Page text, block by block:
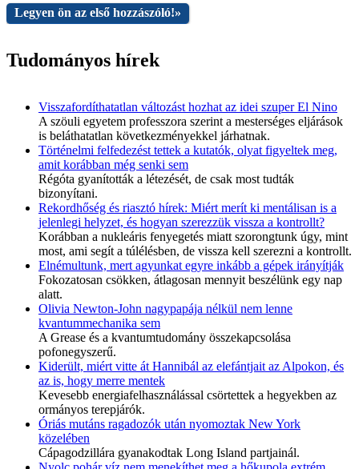
Legyen ön az első hozzászóló!»
Tudományos hírek
Visszafordíthatatlan változást hozhat az idei szuper El Nino
A szöuli egyetem professzora szerint a mesterséges eljárások
is beláthatatlan következményekkel járhatnak.
Történelmi felfedezést tettek a kutatók, olyat figyeltek meg,
amit korábban még senki sem
Régóta gyanították a létezését, de csak most tudták
bizonyítani.
Rekordhőség és riasztó hírek: Miért merít ki mentálisan is a
jelenlegi helyzet, és hogyan szerezzük vissza a kontrollt?
Korábban a nukleáris fenyegetés miatt szorongtunk úgy, mint
most, ami segít a túlélésben, de vissza kell szerezni a kontrollt.
Elnémultunk, mert agyunkat egyre inkább a gépek irányítják
Fokozatosan csökken, átlagosan mennyit beszélünk egy nap
alatt.
Olivia Newton-John nagypapája nélkül nem lenne
kvantummechanika sem
A Grease és a kvantumtudomány összekapcsolása
pofonegyszerű.
Kiderült, miért vitte át Hannibál az elefántjait az Alpokon, és
az is, hogy merre mentek
Kevesebb energiafelhasználással csörtettek a hegyekben az
ormányos terepjárók.
Óriás mutáns ragadozók után nyomoztak New York
közelében
Cápagodzillára gyanakodtak Long Island partjainál.